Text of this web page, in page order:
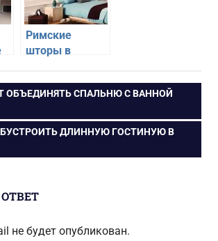
Римские
шторы в
какие выбрать
ОБЪЕДИНЯТЬ СПАЛЬНЮ С ВАННОЙ
ДЛИННУЮ ГОСТИНУЮ В
не будет опубликован.